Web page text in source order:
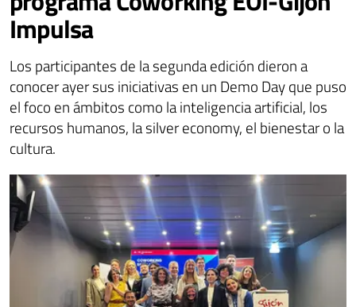
Impulsa
Los participantes de la segunda edición dieron a
conocer ayer sus iniciativas en un Demo Day que puso
el foco en ámbitos como la inteligencia artificial, los
recursos humanos, la silver economy, el bienestar o la
cultura.